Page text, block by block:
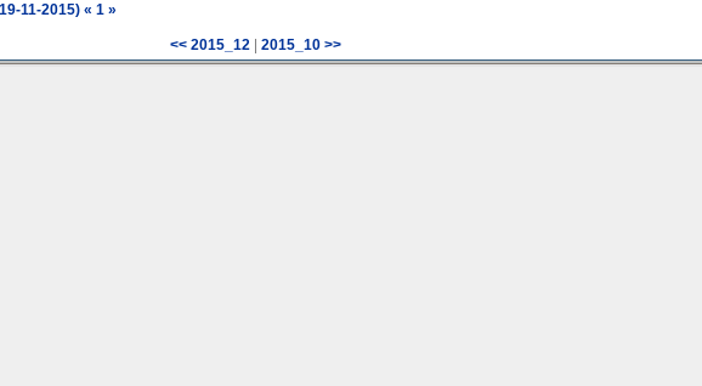
11-2015) « 1 »
<< 2015_12 | 2015_10 >>